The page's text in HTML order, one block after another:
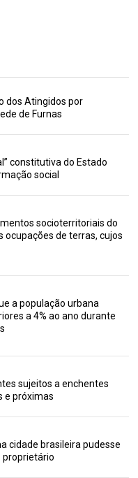
dos Atingidos por
de Furnas
constitutiva do Estado
social
socioterritoriais do
ocupações de terras, cujos
a população urbana
a 4% ao ano durante
sujeitos a enchentes
e próximas
cidade brasileira pudesse
proprietário